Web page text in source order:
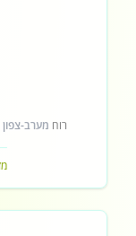
רוח מערב-